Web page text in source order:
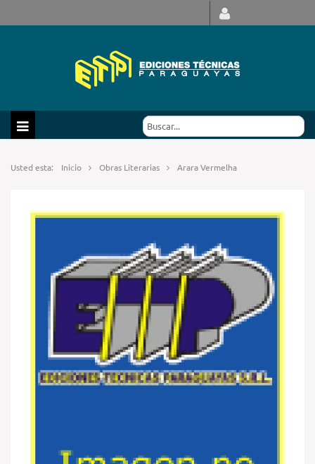
Usted esta: Inicio Obras Literarias Arara Vermelha